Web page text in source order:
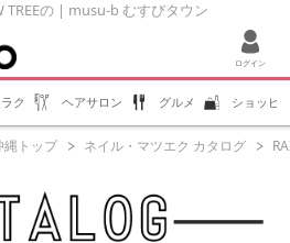
TREEの | musu-b むすびタウン
ログイン
ク ヘアサロン グルメ ショッピ
縄トップ ネイル・マツエク カタログ